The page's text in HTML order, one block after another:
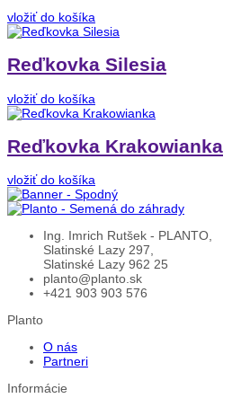
vložiť do košíka
Reďkovka Silesia
vložiť do košíka
Reďkovka Krakowianka
vložiť do košíka
Ing. Imrich Rutšek - PLANTO,
Slatinské Lazy 297,
Slatinské Lazy 962 25
planto@planto.sk
+421 903 903 576
Planto
O nás
Partneri
Informácie